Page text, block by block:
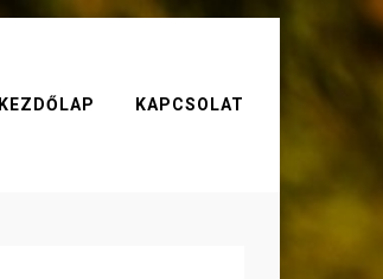
KEZDŐLAP KAPCSOLAT